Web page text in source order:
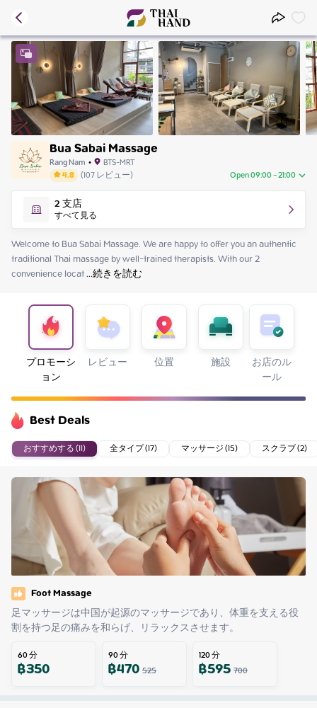
Bua Sabai Massage
Rang Nam • BTS-MRT
4.8 (107レビュー) Open 09:00 - 21:00
Saturday 09:00 - 21:00
Sunday 09:00 - 21:00
Monday 09:00 - 21:00
Tuesday 09:00 - 21:00
Wednesday 09:00 - 21:00
Thursday
2支店
すべて見る
Welcome to Bua Sabai Massage. We are happy to offer you an authentic
traditional Thai massage by well-trained therapists. With our 2
convenience locat ...続きを読む
プロモーシ
ョン
レビュー 位置 施設 お店のル
ール
Best Deals
おすすめする (11) 全タイプ (17) マッサージ (15) スクラブ (2)
Foot Massage
足マッサージは中国が起源のマッサージであり、体重を支える役
割を持つ足の痛みを和らげ、リラックスさせます。
60分
฿350 90分
฿470525
120分
฿595700